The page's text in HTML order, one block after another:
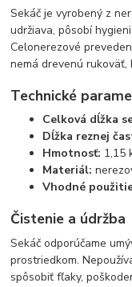
Sekáč je vyrobený z
udržiava, pôsobí
Celonerezové
nemá drevenú
Technické
Celková dĺžka
Dĺžka reznej
Hmotnosť: 1,15
Materiál:
Vhodné
Čistenie a údržba
Sekáč odporúčame
prostriedkom.
spôsobiť fľaky,